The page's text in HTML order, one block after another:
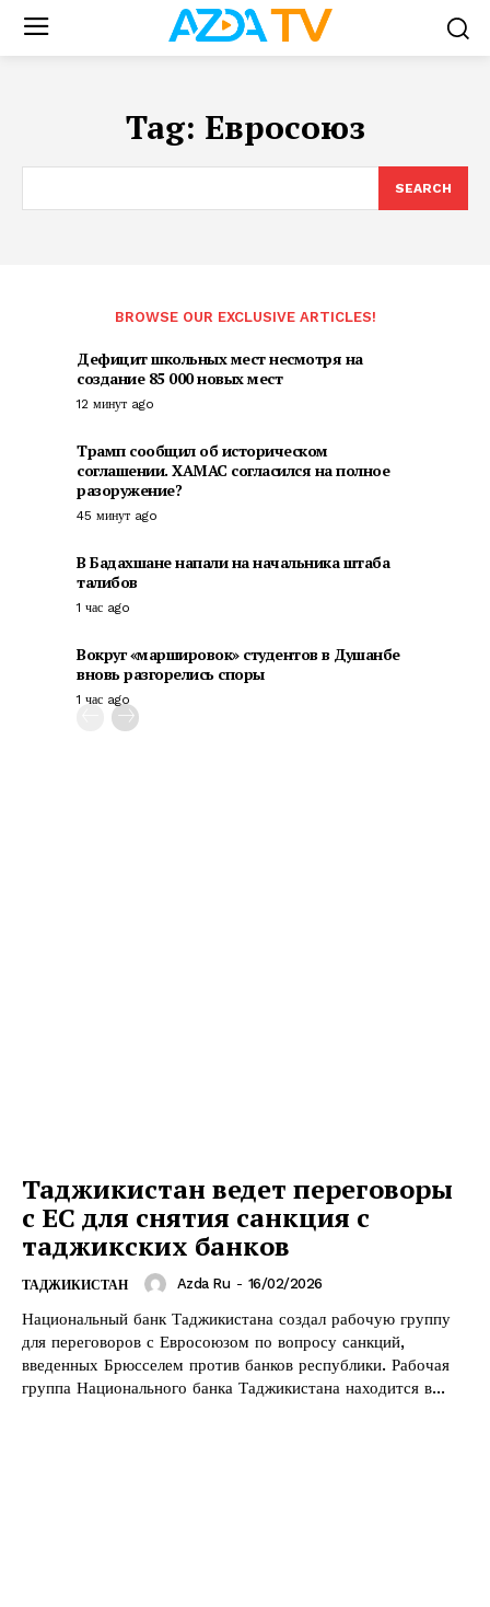
Tag: Евросоюз
SEARCH
BROWSE OUR EXCLUSIVE ARTICLES!
Дефицит школьных мест несмотря на
создание 85 000 новых мест
12 минут ago
Трамп сообщил об историческом
соглашении. ХАМАС согласился на полное
разоружение?
45 минут ago
В Бадахшане напали на начальника штаба
талибов
1 час ago
Вокруг «маршировок» студентов в Душанбе
вновь разгорелись споры
1 час ago
Таджикистан ведет переговоры
с ЕС для снятия санкция с
таджикских банков
ТАДЖИКИСТАН Azda Ru - 16/02/2026
Национальный банк Таджикистана создал рабочую группу
для переговоров с Евросоюзом по вопросу санкций,
введенных Брюсселем против банков республики. Рабочая
группа Национального банка Таджикистана находится в...